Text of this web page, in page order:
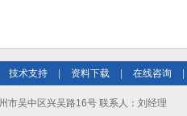
技术支持 资料下载 在线咨询
市吴中区兴吴路16号 联系人：刘经理